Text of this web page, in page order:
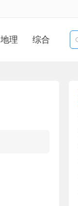
地理 综合